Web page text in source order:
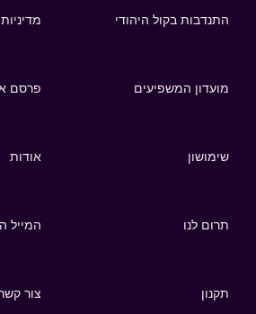
התנדבות בקול היהודי
מועדון המשפיעים פרסם
שימושון אודות
תרום לנו המייל
תקנון צור